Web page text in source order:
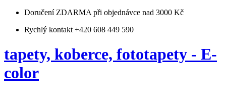
Doručení ZDARMA při objednávce nad 3000 Kč
Rychlý kontakt +420 608 449 590
tapety, koberce, fototapety - E-
color